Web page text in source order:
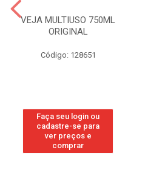
VEJA MULTIUSO 750ML
ORIGINAL
Código: 128651
Faça seu login ou
cadastre-se para
ver preços e
comprar